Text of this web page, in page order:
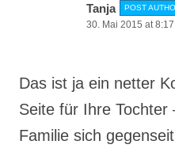
Tanja POST
30. Mai 2015 at 8:17
Das ist ja ein netter
Seite für Ihre Tochter
Familie sich